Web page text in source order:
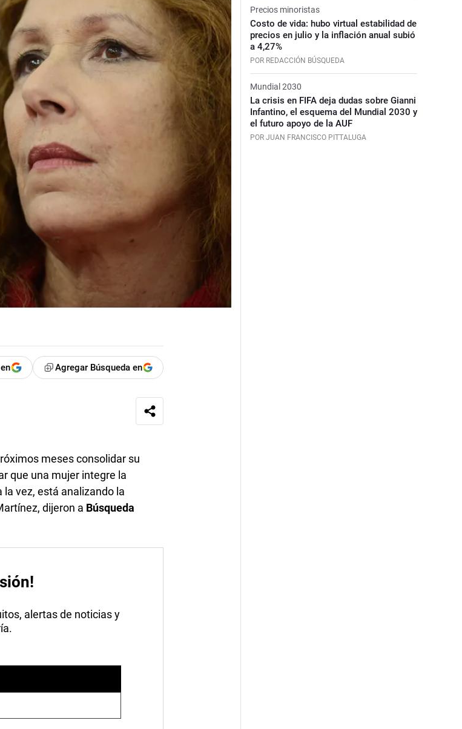
Agregar Búsqueda en
meses consolidar su
que una mujer integre la
vez, está analizando la
dijeron a Búsqueda
alertas de noticias y
Precios minoristas
Costo de vida: hubo virtual estabilidad de
precios en julio y la inflación anual subió
a 4,27%
POR REDACCIÓN BÚSQUEDA
Mundial 2030
La crisis en FIFA deja dudas sobre Gianni
Infantino, el esquema del Mundial 2030 y
el futuro apoyo de la AUF
POR JUAN FRANCISCO PITTALUGA